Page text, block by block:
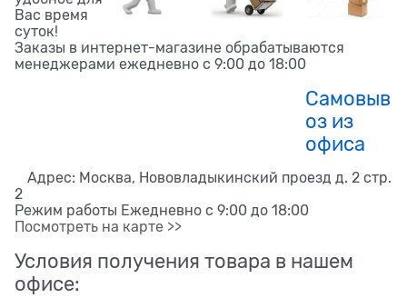
Вас время
суток!
Заказы в интернет-магазине обрабатываются
менеджерами ежедневно с 9:00 до 18:00
Самовыв
оз из
офиса
Адрес: Москва, Нововладыкинский проезд д. 2 стр.
2
Режим работы Ежедневно с 9:00 до 18:00
Посмотреть на карте >>
Условия получения товара в нашем
офисе: